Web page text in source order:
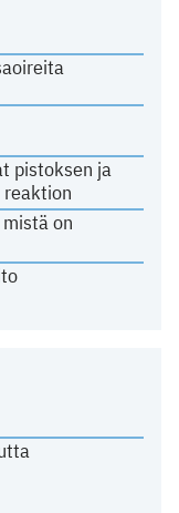
pistoksen ja
on